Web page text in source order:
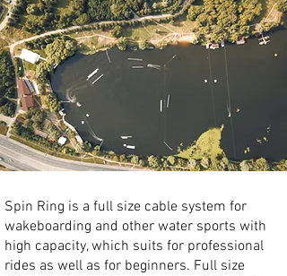
Spin Ring is a full size cable system for
wakeboarding and other water sports with
high capacity, which suits for professional
rides as well as for beginners. Full size